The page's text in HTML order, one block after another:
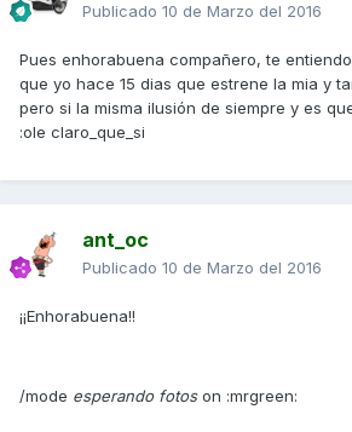
Publicado 10 de Marzo del 2016
Pues enhorabuena compañero, te
que yo hace 15 dias que estrene la mia y
pero si la misma ilusión de siempre y es
:ole claro_que_si
ant_oc
Publicado 10 de Marzo del 2016
¡¡Enhorabuena!!
/mode esperando fotoson :mrgreen: